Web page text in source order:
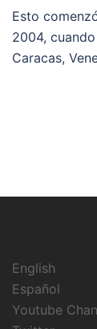
Esto
2004,
Caracas,
English
Español
Youtube